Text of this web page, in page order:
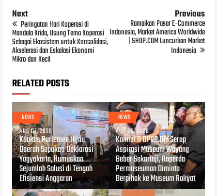
Next
Peringatan Hari Koperasi di
Mandala Krida, Usung Tema Koperasi
Sebagai Ekosistem untuk Konsolidasi,
Akselerasi dan Eskalasi Ekonomi
Mikro dan Kecil
Previous
Ramaikan Pasar E-Commerce
Indonesia, Market America Worldwide
| SHOP.COM Luncurkan Market
Indonesia
RELATED POSTS
NEWS
AUG 07, 2026
Kaukus Parlemen Hijau
Daerah Sepakati Deklarasi
Yogyakarta, Rumuskan
Sejumlah Solusi di Tengah
Efisiensi Anggaran
NEWS
AUG 05, 2026
Komisi D DPRD DIY Serap
Aspirasi Museum Wayang
Beber Sekartaji, Raperda
Permuseuman Diminta
Berpihak ke Museum Rakyat